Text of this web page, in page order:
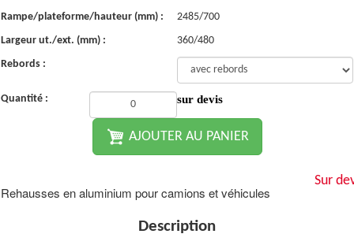
Rampe/plateforme/hauteur (mm) :
2485/700
Largeur ut./ext. (mm) :
360/480
Rebords :
Quantité : sur devis
AJOUTER AU PANIER
Sur
Rehausses en aluminium pour camions et véhicules
Description